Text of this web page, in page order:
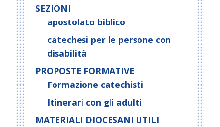
SEZIONI
apostolato biblico
catechesi per le persone con
disabilità
PROPOSTE FORMATIVE
Formazione catechisti
Itinerari con gli adulti
MATERIALI DIOCESANI UTILI